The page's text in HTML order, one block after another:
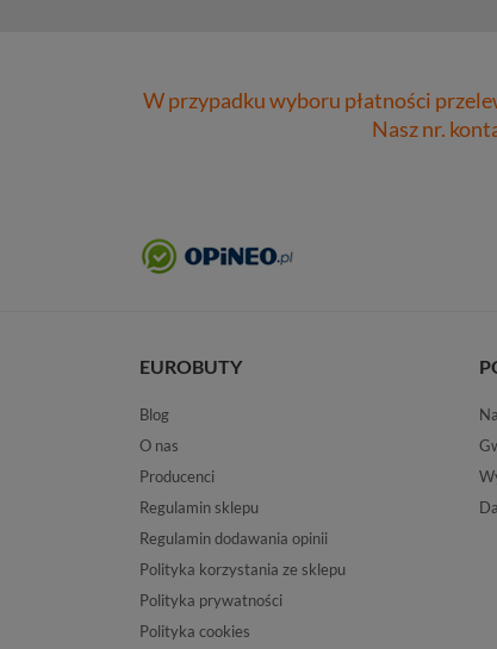
W przypadku wyboru płatności
Nasz nr.
EUROBUTY
Blog
O nas
Producenci
Regulamin sklepu
Regulamin dodawania opinii
Polityka korzystania ze sklepu
Polityka prywatności
Polityka cookies